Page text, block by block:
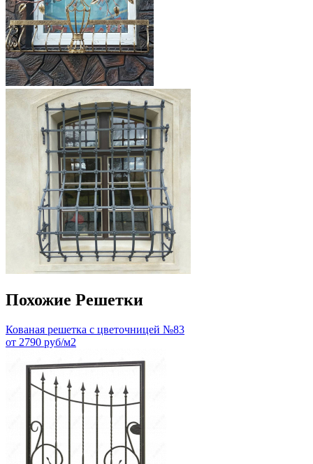
Похожие Решетки
Кованая решетка с цветочницей №83
от 2790 руб/м2